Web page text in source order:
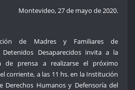
Montevideo, 27 de mayo de 2020.
de Madres y Familiares de
Detenidos Desaparecidos invita a la
de prensa a realizarse el próximo
corriente, a las 11 hs. en la Institución
Derechos Humanos y Defensoría del